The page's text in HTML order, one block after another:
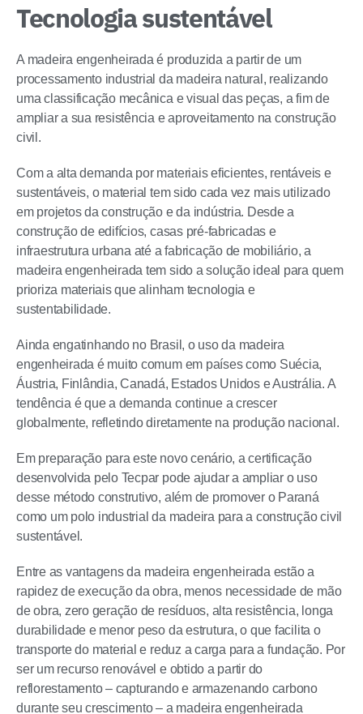
Tecnologia sustentável
A madeira engenheirada é produzida a partir de um
processamento industrial da madeira natural, realizando
uma classificação mecânica e visual das peças, a fim de
ampliar a sua resistência e aproveitamento na construção
civil.
Com a alta demanda por materiais eficientes, rentáveis e
sustentáveis, o material tem sido cada vez mais utilizado
em projetos da construção e da indústria. Desde a
construção de edifícios, casas pré-fabricadas e
infraestrutura urbana até a fabricação de mobiliário, a
madeira engenheirada tem sido a solução ideal para quem
prioriza materiais que alinham tecnologia e
sustentabilidade.
Ainda engatinhando no Brasil, o uso da madeira
engenheirada é muito comum em países como Suécia,
Áustria, Finlândia, Canadá, Estados Unidos e Austrália. A
tendência é que a demanda continue a crescer
globalmente, refletindo diretamente na produção nacional.
Em preparação para este novo cenário, a certificação
desenvolvida pelo Tecpar pode ajudar a ampliar o uso
desse método construtivo, além de promover o Paraná
como um polo industrial da madeira para a construção civil
sustentável.
Entre as vantagens da madeira engenheirada estão a
rapidez de execução da obra, menos necessidade de mão
de obra, zero geração de resíduos, alta resistência, longa
durabilidade e menor peso da estrutura, o que facilita o
transporte do material e reduz a carga para a fundação. Por
ser um recurso renovável e obtido a partir do
reflorestamento – capturando e armazenando carbono
durante seu crescimento – a madeira engenheirada